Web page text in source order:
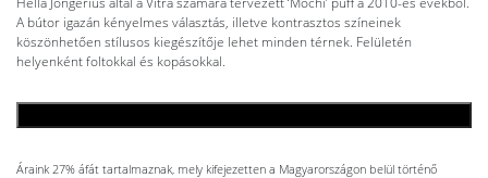
A bútor igazán kényelmes választás, illetve kontrasztos színeinek
köszönhetően stílusos kiegészítője lehet minden térnek. Felületén
helyenként foltokkal és kopásokkal.
Áraink 27% áfát tartalmaznak, mely kifejezetten a Magyarországon belül történő